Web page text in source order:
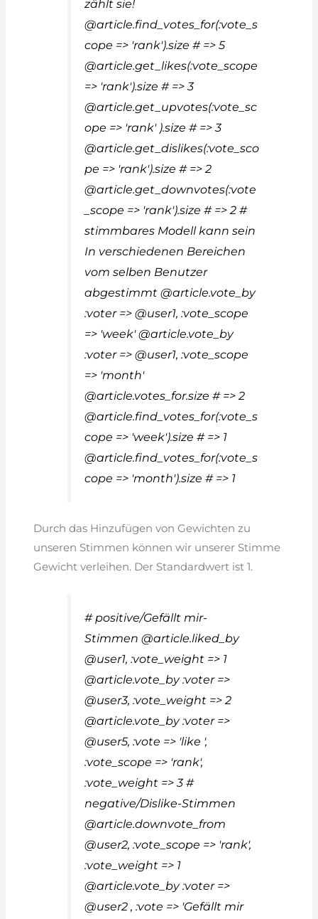
zählt sie!
@article.find_votes_for(:vote_s
cope => 'rank').size # => 5
@article.get_likes(:vote_scope
=> 'rank').size # => 3
@article.get_upvotes(:vote_sc
ope => 'rank' ).size # => 3
@article.get_dislikes(:vote_sco
pe => 'rank').size # => 2
@article.get_downvotes(:vote
_scope => 'rank').size # => 2 #
stimmbares Modell kann sein
In verschiedenen Bereichen
vom selben Benutzer
abgestimmt @article.vote_by
:voter => @user1, :vote_scope
=> 'week' @article.vote_by
:voter => @user1, :vote_scope
=> 'month'
@article.votes_for.size # => 2
@article.find_votes_for(:vote_s
cope => 'week').size # => 1
@article.find_votes_for(:vote_s
cope => 'month').size # => 1
Durch das Hinzufügen von Gewichten zu
unseren Stimmen können wir unserer Stimme
Gewicht verleihen. Der Standardwert ist 1.
# positive/Gefällt mir-
Stimmen @article.liked_by
@user1, :vote_weight => 1
@article.vote_by :voter =>
@user3, :vote_weight => 2
@article.vote_by :voter =>
@user5, :vote => 'like ',
:vote_scope => 'rank',
:vote_weight => 3 #
negative/Dislike-Stimmen
@article.downvote_from
@user2, :vote_scope => 'rank',
:vote_weight => 1
@article.vote_by :voter =>
@user2 , :vote => 'Gefällt mir